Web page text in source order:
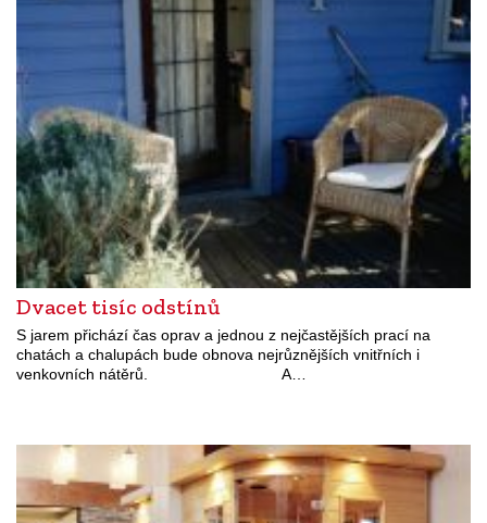
Dvacet tisíc odstínů
S jarem přichází čas oprav a jednou z nejčastějších prací na
chatách a chalupách bude obnova nejrůznějších vnitřních i
venkovních nátěrů. A…